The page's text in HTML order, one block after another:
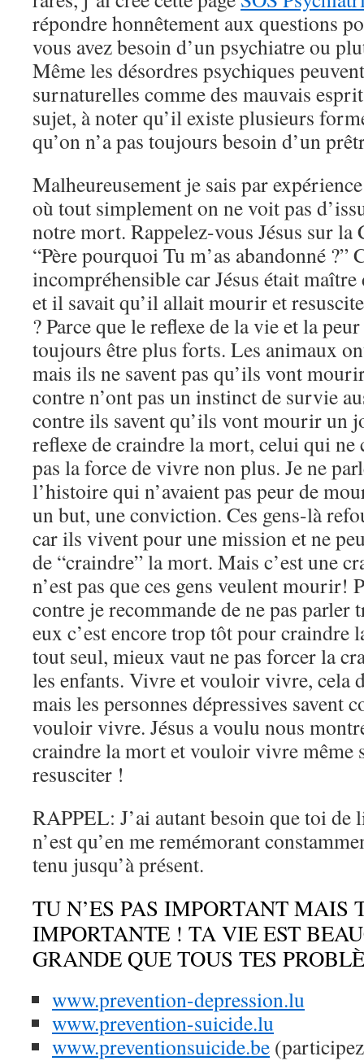
répondre honnêtement aux questions
vous avez besoin d’un psychiatre ou
Même les désordres psychiques
surnaturelles comme des mauvais
sujet, à noter qu’il existe plusieurs
qu’on n’a pas toujours besoin d’un
Malheureusement je sais par
où tout simplement on ne voit pas
notre mort. Rappelez-vous Jésus sur
“Père pourquoi Tu m’as abandonné ?”
incompréhensible car Jésus était
et il savait qu’il allait mourir et
? Parce que le reflexe de la vie et la
toujours être plus forts. Les animaux
mais ils ne savent pas qu’ils vont
contre n’ont pas un instinct de survie
contre ils savent qu’ils vont mourir un
reflexe de craindre la mort, celui qui ne
pas la force de vivre non plus. Je ne
l’histoire qui n’avaient pas peur de
un but, une conviction. Ces gens-là
car ils vivent pour une mission et ne
de “craindre” la mort. Mais c’est une
n’est pas que ces gens veulent mourir!
contre je recommande de ne pas
eux c’est encore trop tôt pour craindre
tout seul, mieux vaut ne pas forcer la
les enfants. Vivre et vouloir vivre, cela
mais les personnes dépressives savent
vouloir vivre. Jésus a voulu nous
craindre la mort et vouloir vivre même
resusciter !
RAPPEL: J’ai autant besoin que toi de
n’est qu’en me remémorant
tenu jusqu’à présent.
TU N’ES PAS IMPORTANT MAIS
IMPORTANTE ! TA VIE EST
GRANDE QUE TOUS TES
www.prevention-depression.lu
www.prevention-suicide.lu
www.preventionsuicide.be